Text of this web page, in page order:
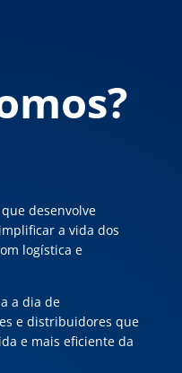
desenvolve
a vida dos
logística e
a dia de
e distribuidores que
e mais eficiente da